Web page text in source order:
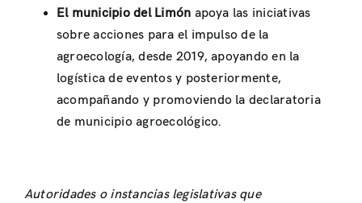
El municipio del Limón apoya las iniciativas
sobre acciones para el impulso de la
agroecología, desde 2019, apoyando en la
logística de eventos y posteriormente,
acompañando y promoviendo la declaratoria
de municipio agroecológico.
Autoridades o instancias legislativas que